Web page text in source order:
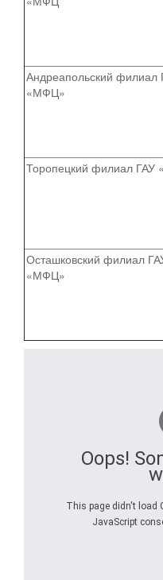
Андреапольский филиал
«МФЦ»
Торопецкий филиал ГАУ
Осташковский филиал
«МФЦ»
Oops!
This page didn't load
JavaScript